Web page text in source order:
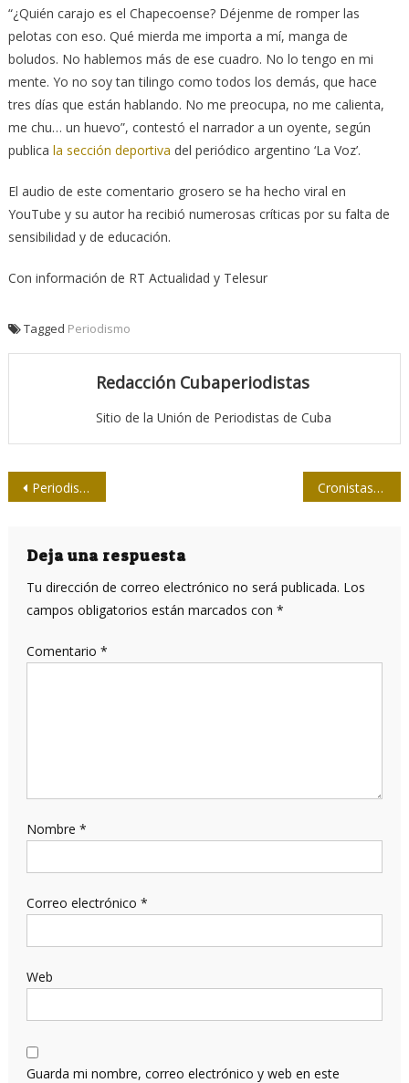
“¿Quién carajo es el Chapecoense? Déjenme de romper las
pelotas con eso. Qué mierda me importa a mí, manga de
boludos. No hablemos más de ese cuadro. No lo tengo en mi
mente. Yo no soy tan tilingo como todos los demás, que hace
tres días que están hablando. No me preocupa, no me calienta,
me chu… un huevo”, contestó el narrador a un oyente, según
publica la sección deportiva del periódico argentino ‘La Voz’.
El audio de este comentario grosero se ha hecho viral en
YouTube y su autor ha recibió numerosas críticas por su falta de
sensibilidad y de educación.
Con información de RT Actualidad y Telesur
Tagged Periodismo
Redacción Cubaperiodistas
Sitio de la Unión de Periodistas de Cuba
Navegación
entradas
Periodistas rusos y cubanos afianzan lazos de cooperación Cronistas del país, de cita en Cienfuegos
Deja una respuesta
Tu dirección de correo electrónico no será publicada. Los
campos obligatorios están marcados con *
Comentario *
Nombre *
Correo electrónico *
Web
Guarda mi nombre, correo electrónico y web en este